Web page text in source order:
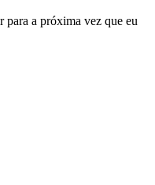
para a próxima vez que eu